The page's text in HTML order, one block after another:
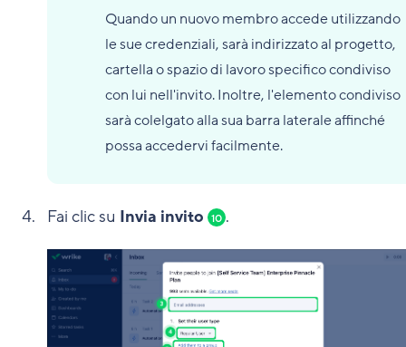
Quando un nuovo membro accede utilizzando
le sue credenziali, sarà indirizzato al progetto,
cartella o spazio di lavoro specifico condiviso
con lui nell'invito. Inoltre, l'elemento condiviso
sarà colelgato alla sua barra laterale affinché
possa accedervi facilmente.
Fai clic su Invia invito 10 .